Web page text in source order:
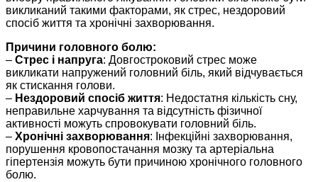
викликаний такими факторами, як стрес, нездоровий
спосіб життя та хронічні захворювання.
Причини головного болю:
– Стрес і напруга: Довгостроковий стрес може
викликати напружений головний біль, який відчувається
як стискання голови.
– Нездоровий спосіб життя: Недостатня кількість сну,
неправильне харчування та відсутність фізичної
активності можуть спровокувати головний біль.
– Хронічні захворювання: Інфекційні захворювання,
порушення кровопостачання мозку та артеріальна
гіпертензія можуть бути причиною хронічного головного
болю.